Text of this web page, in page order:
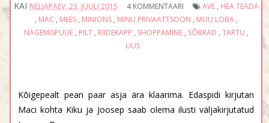
KAI NELJAPÄEV, 23. JUULI 2015 4 KOMMENTAARI AVE, HEA TEADA
, MAC , MEES, MINIONS, MINU PRIVAATTSOON , MUU LOBA,
NÄGEMISPUUE, PILT, RIIDEKAPP , SHOPPAMINE, SÕBRAD , TARTU ,
UUS
Kõigepealt pean paar asja ära klaarima. Edaspidi kirjutan
Maci kohta Kiku ja Joosep saab olema ilusti väljakirjutatud